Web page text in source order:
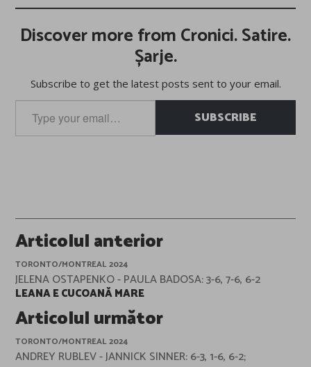
Discover more from Cronici. Satire.
Șarje.
Subscribe to get the latest posts sent to your email.
your
email…
SUBSCRIBE
Post
navigation
Articolul anterior
TORONTO/MONTREAL 2024
JELENA OSTAPENKO - PAULA BADOSA: 3-6, 7-6, 6-2
LEANA E CUCOANĂ MARE
Articolul următor
TORONTO/MONTREAL 2024
ANDREY RUBLEV - JANNICK SINNER: 6-3, 1-6, 6-2;